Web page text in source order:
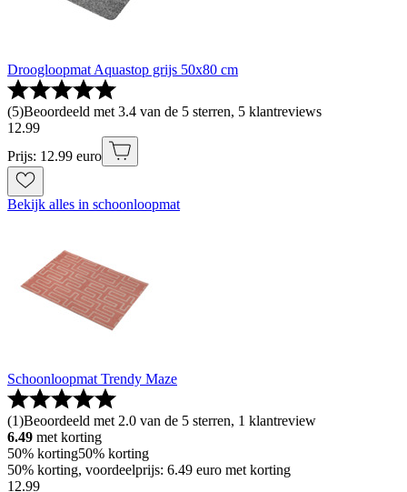
Droogloopmat Aquastop grijs 50x80 cm
(5)Beoordeeld met 3.4 van de 5 sterren, 5 klantreviews
12.99
Prijs: 12.99 euro
Bekijk alles in schoonloopmat
Schoonloopmat Trendy Maze
(1)Beoordeeld met 2.0 van de 5 sterren, 1 klantreview
6.49 met korting
50% korting50% korting
50% korting, voordeelprijs: 6.49 euro met korting
12.99